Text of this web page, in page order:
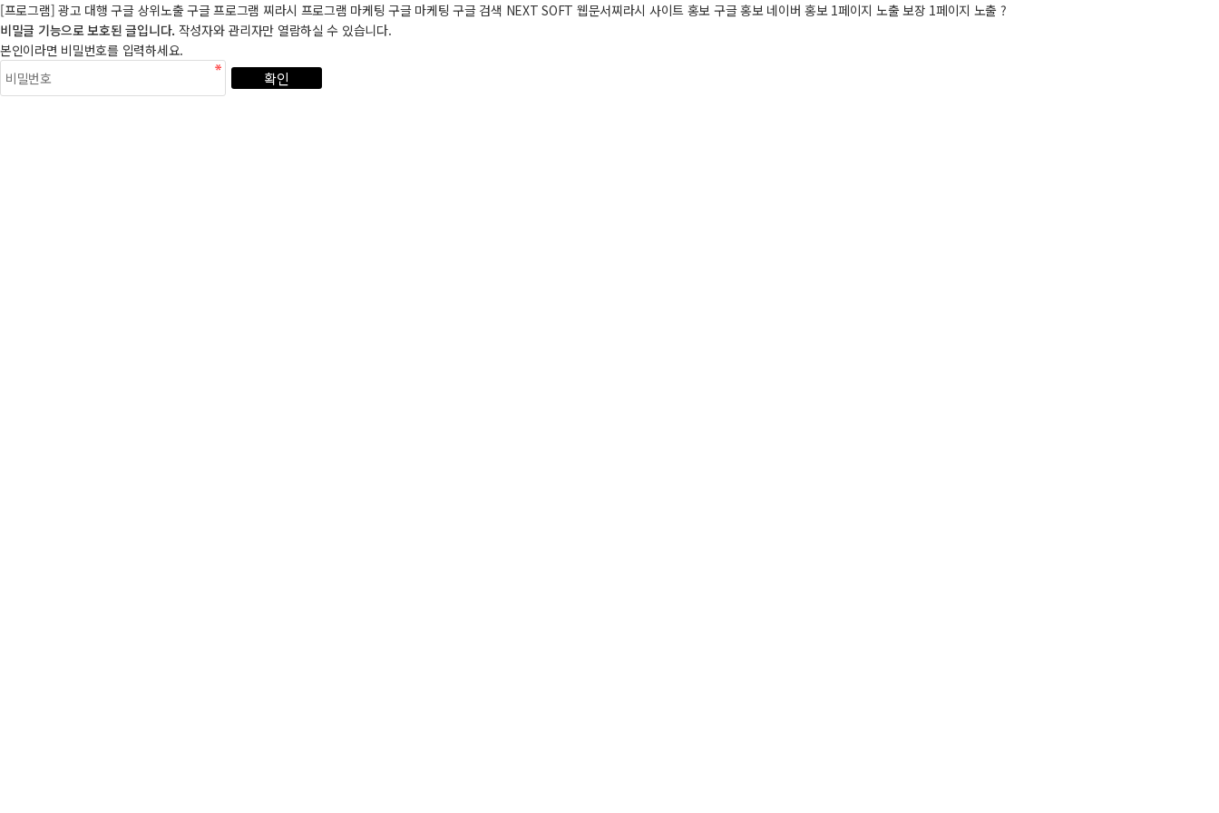
[프로그램] 광고 대행 구글 상위노출 구글 프로그램 찌라시 프로그램 마케팅 구글 마케팅 구글 검색 NEXT SOFT 웹문서찌라시 사이트 홍보 구글 홍보 네이버 홍보 1페이지 노출 보장 1페이지 노출 ?
비밀글 기능으로 보호된 글입니다. 작성자와 관리자만 열람하실 수 있습니다.
본인이라면 비밀번호를 입력하세요.